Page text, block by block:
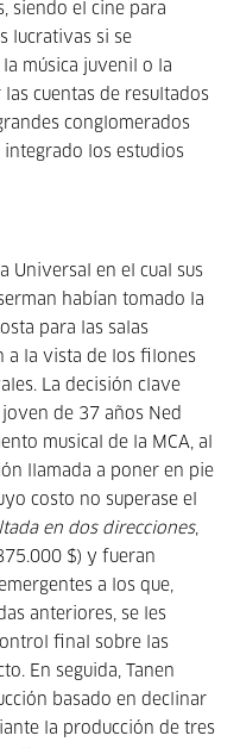
siendo el cine para
lucrativas si se
música juvenil o la
cuentas de resultados
conglomerados
integrado los estudios
Universal en el cual sus
habían tomado la
para las salas
a la vista de los filones
La decisión clave
de 37 años Ned
musical de la MCA, al
llamada a poner en pie
costo no superase el
en dos direcciones,
$) y fueran
a los que,
anteriores, se les
final sobre las
En seguida, Tanen
basado en declinar
la producción de tres